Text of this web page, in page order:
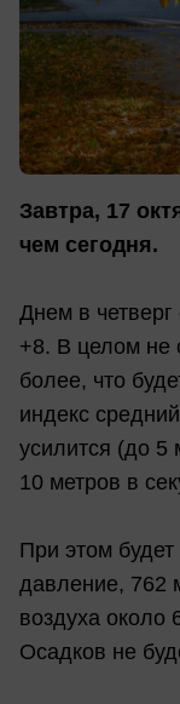
Завтра, 17
чем сегодня.
Днем в
+8. В целом не
более, что
индекс
усилится (до 5
10 метров в
При этом
давление, 762
воздуха около
Осадков не